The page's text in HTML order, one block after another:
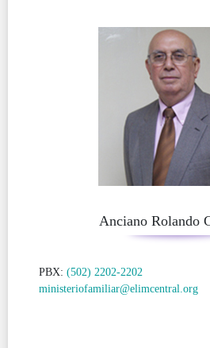
Anciano Rolando
PBX:(502) 2202-2202
ministeriofamiliar@elimcentral.org